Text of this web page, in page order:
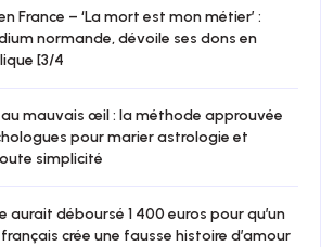
France – ‘La mort est mon métier’ :
normande, dévoile ses dons en
[3/4
mauvais œil : la méthode approuvée
pour marier astrologie et
simplicité
aurait déboursé 1 400 euros pour qu’un
crée une fausse histoire d’amour